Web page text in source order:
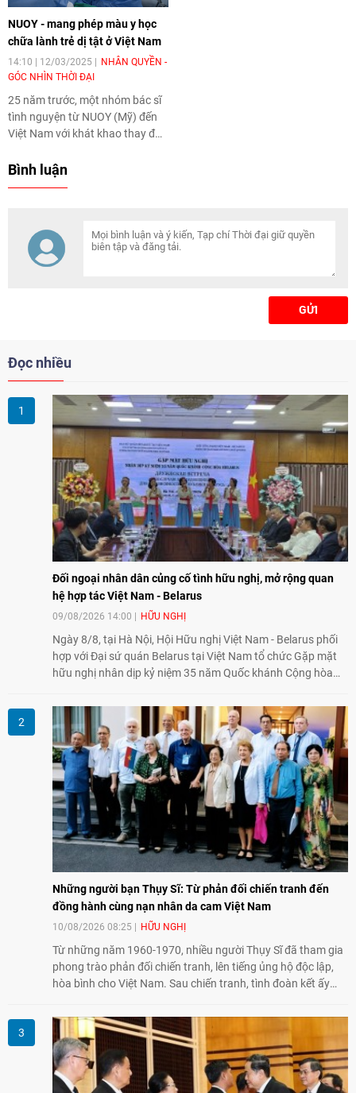
NUOY - mang phép màu y học
chữa lành trẻ dị tật ở Việt Nam
14:10 | 12/03/2025
NHÂN QUYỀN -
GÓC NHÌN THỜI ĐẠI
25 năm trước, một nhóm bác sĩ
tình nguyện từ NUOY (Mỹ) đến
Việt Nam với khát khao thay đổi
tật bẩm sinh. Hôm nay, họ
những phép màu y học không
chỉ là may mắn mà trở thành
điều tất yếu.
Bình luận
GỬI
Đọc nhiều
Đối ngoại nhân dân củng cố tình hữu nghị, mở rộng quan
hệ hợp tác Việt Nam - Belarus
09/08/2026 14:00 HỮU NGHỊ
Ngày 8/8, tại Hà Nội, Hội Hữu nghị Việt Nam - Belarus phối
hợp với Đại sứ quán Belarus tại Việt Nam tổ chức Gặp mặt
hữu nghị nhân dịp kỷ niệm 35 năm Quốc khánh Cộng hòa
nhân dân trong củng cố tình hữu nghị, mở rộng hợp tác thiết
thực và làm sâu sắc quan hệ Đối tác chiến lược Việt Nam -
Belarus.
Những người bạn Thụy Sĩ: Từ phản đối chiến tranh đến
đồng hành cùng nạn nhân da cam Việt Nam
10/08/2026 08:25 HỮU NGHỊ
Từ những năm 1960-1970, nhiều người Thụy Sĩ đã tham gia
phong trào phản đối chiến tranh, lên tiếng ủng hộ độc lập,
hòa bình cho Việt Nam. Sau chiến tranh, tình đoàn kết ấy
đồng hành với những người còn chịu hậu quả chiến tranh,
trong đó có các nạn nhân chất độc da cam/dioxin.